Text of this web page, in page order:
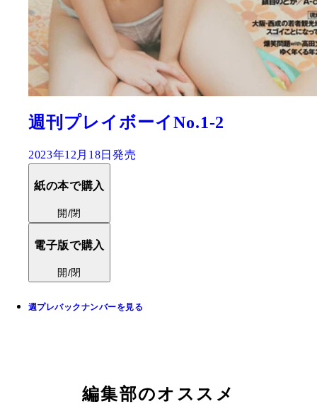
週刊プレイボーイNo.1-2
2023年12月18日発売
紙の本で購入
開/閉
電子版で購入
開/閉
週プレバックナンバーを見る
編集部のオススメ